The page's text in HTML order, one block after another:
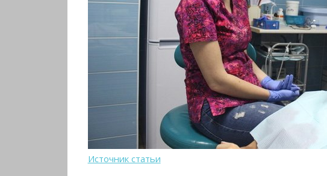
Источник статьи